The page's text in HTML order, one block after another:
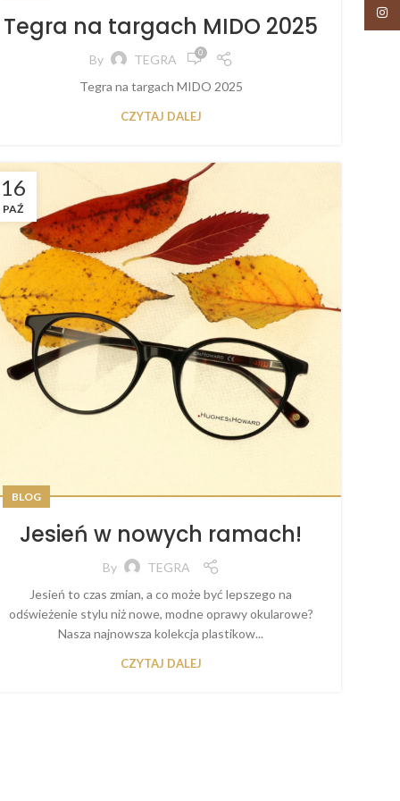
Tegra na targach MIDO 2025
By TEGRA 0
Tegra na targach MIDO 2025
CZYTAJ DALEJ
16
PAŹ
BLOG
Jesień w nowych ramach!
By
TEGRA
Jesień to czas zmian, a co może być lepszego na
odświeżenie stylu niż nowe, modne oprawy okularowe?
Nasza najnowsza kolekcja plastikow...
CZYTAJ DALEJ